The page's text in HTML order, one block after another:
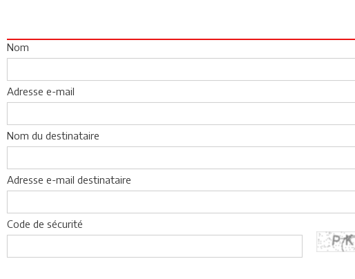
Nom
Adresse e-mail
Nom du destinataire
Adresse e-mail destinataire
Code de sécurité